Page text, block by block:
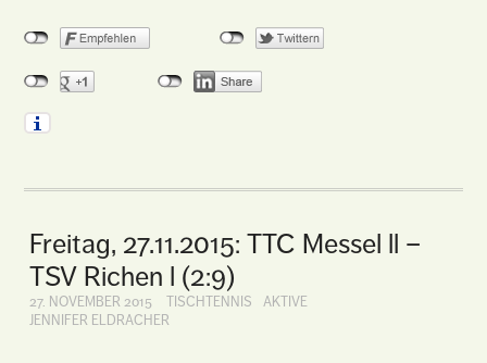
Freitag, 27.11.2015: TTC Messel ll –
TSV Richen l (2:9)
27. NOVEMBER 2015 TISCHTENNIS
AKTIVE
JENNIFER ELDRACHER